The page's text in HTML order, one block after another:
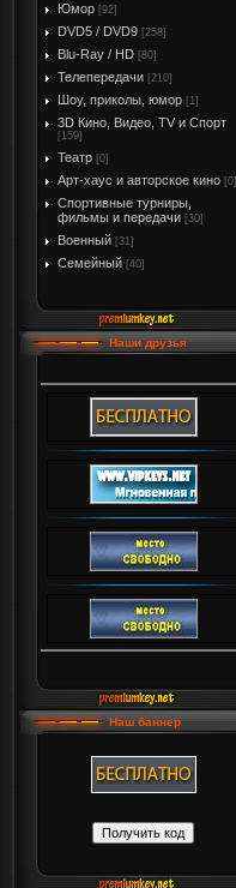
Юмор [92]
DVD5 / DVD9 [258]
Blu-Ray / HD [80]
Телепередачи [210]
Шоу, приколы, юмор [1]
3D Кино, Видео, TV и Спорт
[159]
Театр [0]
Арт-хаус и авторское кино [0]
Спортивные турниры,
фильмы и передачи [30]
Военный [31]
Семейный [40]
Наши друзья
Наш баннер